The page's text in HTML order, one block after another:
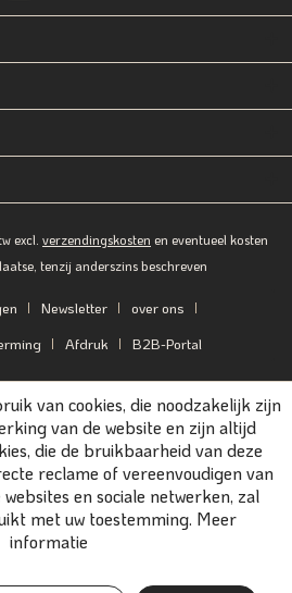
excl. verzendingskosten en eventueel kosten
tenzij anderszins beschreven
Newsletter
over ons
Afdruk B2B-Portal
van cookies, die noodzakelijk zijn
van de website en zijn altijd
die de bruikbaarheid van deze
reclame of vereenvoudigen van
en sociale netwerken, zal
met uw toestemming. Meer
informatie